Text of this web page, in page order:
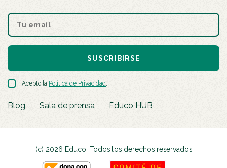
SUSCRIBIRSE
Acepto la Política de Privacidad.
Blog Sala de prensa Educo HUB
(c) 2026 Educo. Todos los derechos reservados